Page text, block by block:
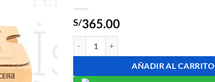
S/365.00
AÑADIR AL CARRITO